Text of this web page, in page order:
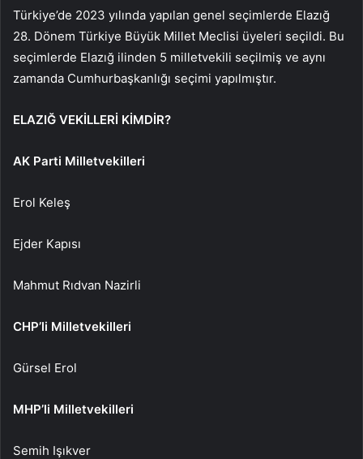
Türkiye’de 2023 yılında yapılan genel seçimlerde Elazığ
28. Dönem Türkiye Büyük Millet Meclisi üyeleri seçildi. Bu
seçimlerde Elazığ ilinden 5 milletvekili seçilmiş ve aynı
zamanda Cumhurbaşkanlığı seçimi yapılmıştır.
ELAZIĞ VEKİLLERİ KİMDİR?
AK Parti Milletvekilleri
Erol Keleş
Ejder Kapısı
Mahmut Rıdvan Nazirli
CHP’li Milletvekilleri
Gürsel Erol
MHP’li Milletvekilleri
Semih Işıkver